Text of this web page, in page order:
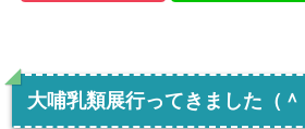
大哺乳類展行ってきました（＾